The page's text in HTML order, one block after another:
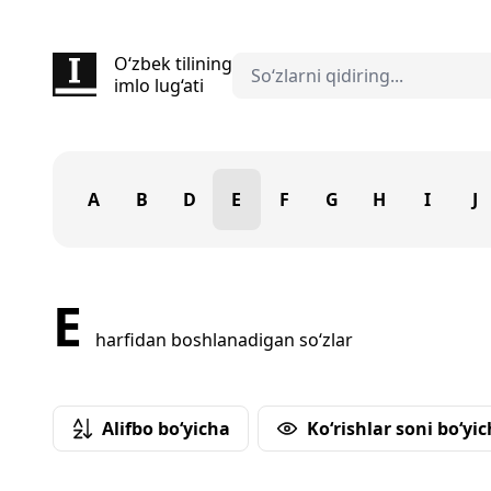
O‘zbek tilining
imlo lug‘ati
A B D E F G H I J
E harfidan boshlanadigan so‘zlar
Alifbo bo‘yicha Ko‘rishlar soni